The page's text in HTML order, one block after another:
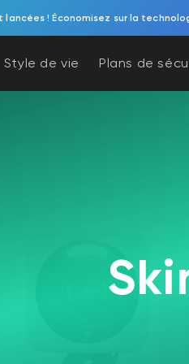
lancées ! Économisez sur la
Style de vie Plans de